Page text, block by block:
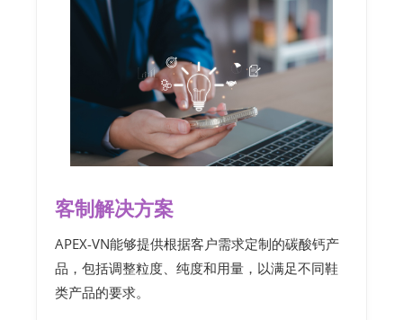
客制解决方案
APEX-VN能够提供根据客户需求定制的碳酸钙产
品，包括调整粒度、纯度和用量，以满足不同鞋
类产品的要求。